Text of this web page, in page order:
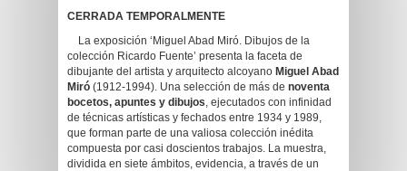
CERRADA TEMPORALMENTE
La exposición ‘Miguel Abad Miró. Dibujos de la
colección Ricardo Fuente’ presenta la faceta de
dibujante del artista y arquitecto alcoyano Miguel Abad
Miró (1912-1994). Una selección de más de noventa
bocetos, apuntes y dibujos, ejecutados con infinidad
de técnicas artísticas y fechados entre 1934 y 1989,
que forman parte de una valiosa colección inédita
compuesta por casi doscientos trabajos. La muestra,
dividida en siete ámbitos, evidencia, a través de un